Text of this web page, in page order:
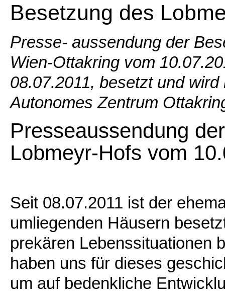
Besetzung des
Presse- aussendung der
Wien-Ottakring vom
08.07.2011, besetzt und
Autonomes Zentrum
Presseaussendung
Lobmeyr-Hofs vom
Seit 08.07.2011 ist der
umliegenden Häusern
prekären Lebenssituationen
haben uns für dieses
um auf bedenkliche